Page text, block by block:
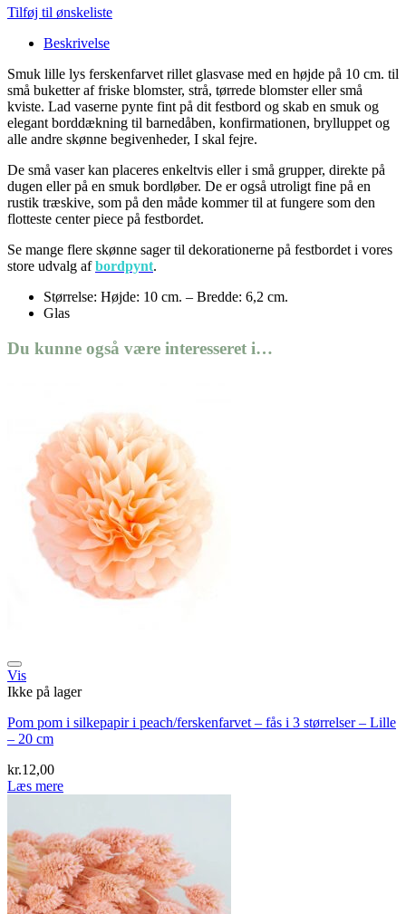
Tilføj til ønskeliste
Beskrivelse
Smuk lille lys ferskenfarvet rillet glasvase med en højde på 10 cm. til
små buketter af friske blomster, strå, tørrede blomster eller små
kviste. Lad vaserne pynte fint på dit festbord og skab en smuk og
elegant borddækning til barnedåben, konfirmationen, brylluppet og
alle andre skønne begivenheder, I skal fejre.
De små vaser kan placeres enkeltvis eller i små grupper, direkte på
dugen eller på en smuk bordløber. De er også utroligt fine på en
rustik træskive, som på den måde kommer til at fungere som den
flotteste center piece på festbordet.
Se mange flere skønne sager til dekorationerne på festbordet i vores
store udvalg afbordpynt.
Størrelse: Højde: 10 cm. – Bredde: 6,2 cm.
Glas
Du kunne også være interesseret i…
Vis
Ikke på lager
Pom pom i silkepapir i peach/ferskenfarvet – fås i 3 størrelser – Lille
– 20 cm
kr.12,00
Læs mere